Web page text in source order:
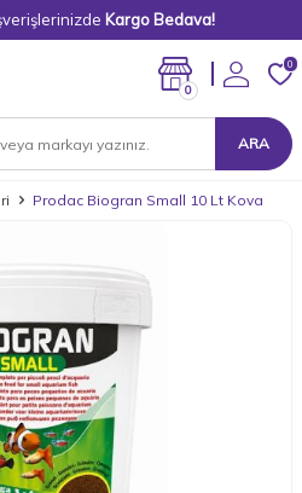
Kargo Bedava!
ARA
0
0
Prodac Biogran Small 10 Lt Kova